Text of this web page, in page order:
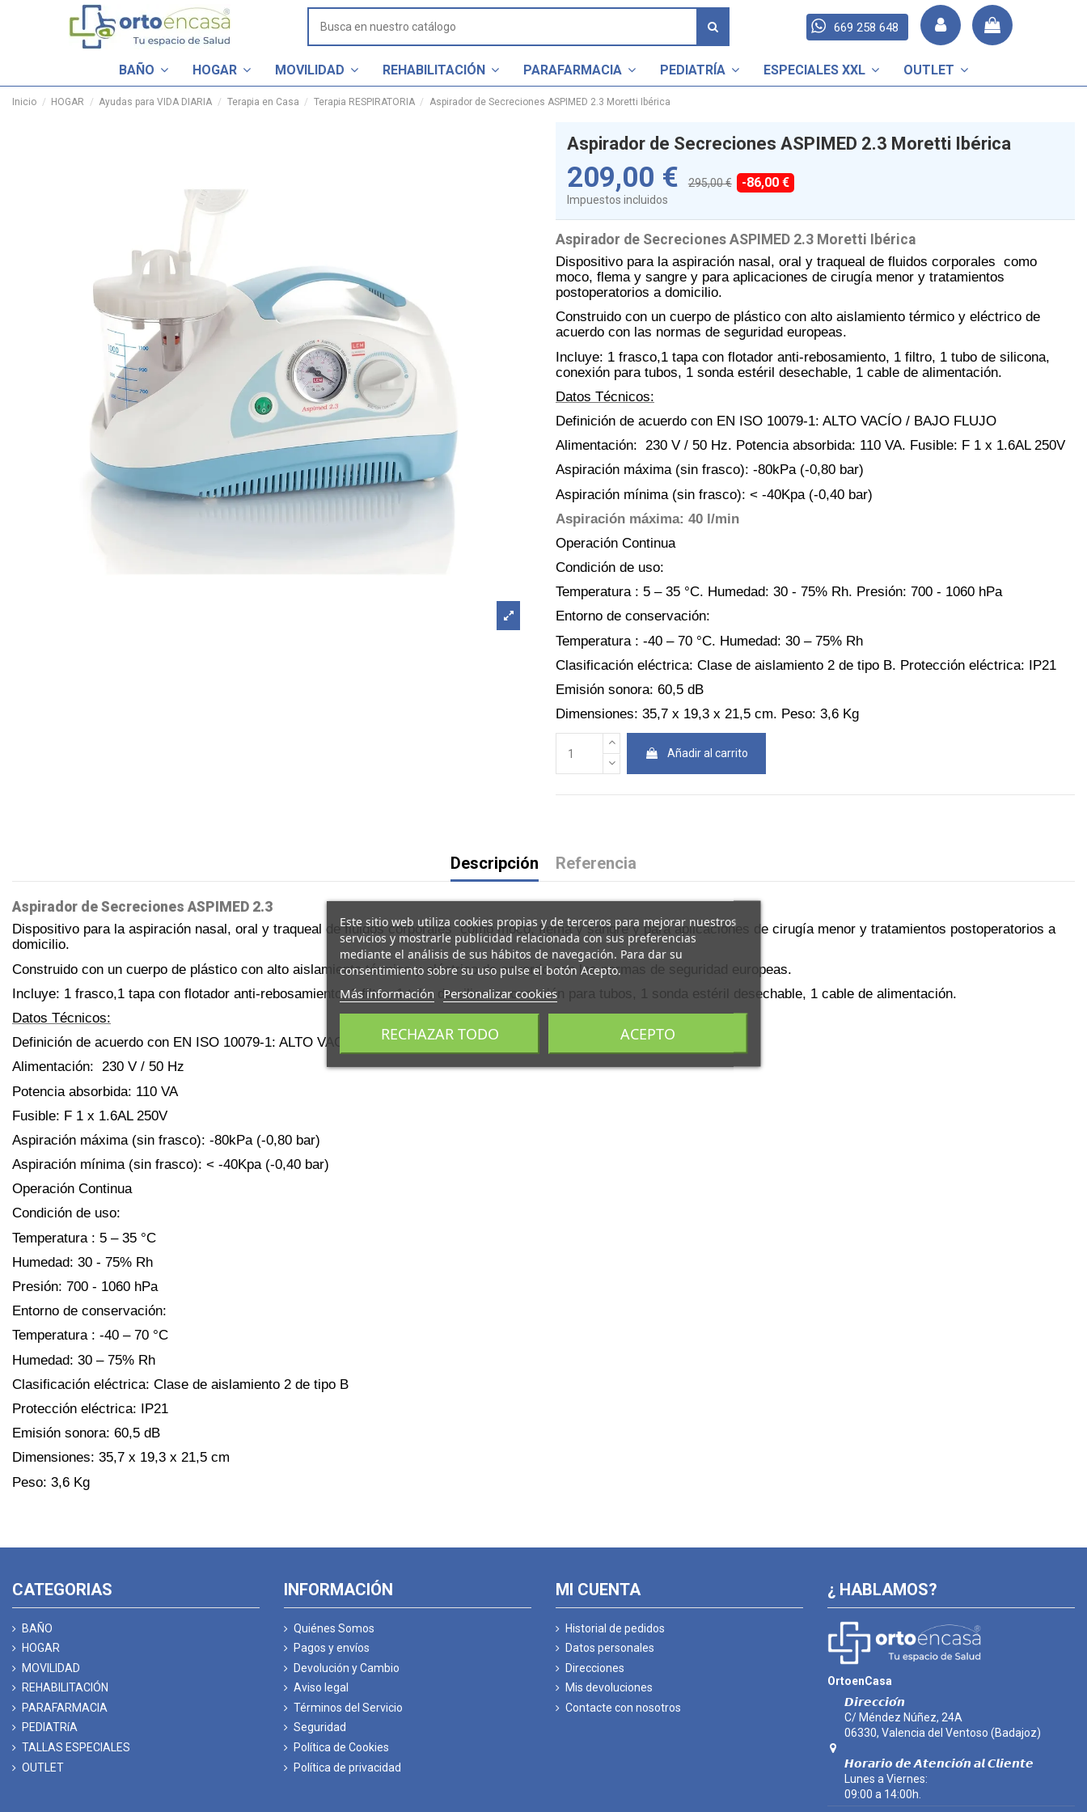
669 258 648
BAÑO HOGAR MOVILIDAD REHABILITACIÓN PARAFARMACIA PEDIATRÍA ESPECIALES XXL OUTLET
Inicio HOGAR Ayudas para VIDA DIARIA Terapia en Casa Terapia RESPIRATORIA Aspirador de Secreciones ASPIMED 2.3 Moretti Ibérica
Aspirador de Secreciones ASPIMED 2.3 Moretti Ibérica
209,00 € 295,00 € -86,00 €
Impuestos incluidos
Aspirador de Secreciones ASPIMED 2.3 Moretti Ibérica
Dispositivo para la aspiración nasal, oral y traqueal de fluidos corporales como
moco, flema y sangre y para aplicaciones de cirugía menor y tratamientos
postoperatorios a domicilio.
Construido con un cuerpo de plástico con alto aislamiento térmico y eléctrico de
acuerdo con las normas de seguridad europeas.
Incluye: 1 frasco,1 tapa con flotador anti-rebosamiento, 1 filtro, 1 tubo de silicona,
conexión para tubos, 1 sonda estéril desechable, 1 cable de alimentación.
Datos Técnicos:
Definición de acuerdo con EN ISO 10079-1: ALTO VACÍO / BAJO FLUJO
Alimentación: 230 V / 50 Hz. Potencia absorbida: 110 VA. Fusible: F 1 x 1.6AL 250V
Aspiración máxima (sin frasco): -80kPa (-0,80 bar)
Aspiración mínima (sin frasco): < -40Kpa (-0,40 bar)
Aspiración máxima: 40 l/min
Operación Continua
Condición de uso:
Temperatura : 5 – 35 °C. Humedad: 30 - 75% Rh. Presión: 700 - 1060 hPa
Entorno de conservación:
Temperatura : -40 – 70 °C. Humedad: 30 – 75% Rh
Clasificación eléctrica: Clase de aislamiento 2 de tipo B. Protección eléctrica: IP21
Emisión sonora: 60,5 dB
Dimensiones: 35,7 x 19,3 x 21,5 cm. Peso: 3,6 Kg
Añadir al carrito
Descripción Referencia
Aspirador de Secreciones ASPIMED 2.3
Dispositivo para la aspiración nasal, oral y traqueal de fluidos corporales como moco, flema y sangre y para aplicaciones de cirugía menor y tratamientos postoperatorios a
domicilio.
Construido con un cuerpo de plástico con alto aislamiento térmico y eléctrico de acuerdo con las normas de seguridad europeas.
Incluye: 1 frasco,1 tapa con flotador anti-rebosamiento, 1 filtro, 1 tubo de silicona, conexión para tubos, 1 sonda estéril desechable, 1 cable de alimentación.
Datos Técnicos:
Definición de acuerdo con EN ISO 10079-1: ALTO VACÍO / BAJO FLUJO
Alimentación: 230 V / 50 Hz
Potencia absorbida: 110 VA
Fusible: F 1 x 1.6AL 250V
Aspiración máxima (sin frasco): -80kPa (-0,80 bar)
Aspiración mínima (sin frasco): < -40Kpa (-0,40 bar)
Operación Continua
Condición de uso:
Temperatura : 5 – 35 °C
Humedad: 30 - 75% Rh
Presión: 700 - 1060 hPa
Entorno de conservación:
Temperatura : -40 – 70 °C
Humedad: 30 – 75% Rh
Clasificación eléctrica: Clase de aislamiento 2 de tipo B
Protección eléctrica: IP21
Emisión sonora: 60,5 dB
Dimensiones: 35,7 x 19,3 x 21,5 cm
Peso: 3,6 Kg
CATEGORIAS
BAÑO
HOGAR
MOVILIDAD
REHABILITACIÓN
PARAFARMACIA
PEDIATRíA
TALLAS ESPECIALES
OUTLET
INFORMACIÓN
Quiénes Somos
Pagos y envíos
Devolución y Cambio
Aviso legal
Términos del Servicio
Seguridad
Política de Cookies
Política de privacidad
MI CUENTA
Historial de pedidos
Datos personales
Direcciones
Mis devoluciones
Contacte con nosotros
¿ HABLAMOS?
OrtoenCasa
𝘿𝙞𝙧𝙚𝙘𝙘𝙞𝙤́𝙣
C/ Méndez Núñez, 24A
06330, Valencia del Ventoso (Badajoz)
𝙃𝙤𝙧𝙖𝙧𝙞𝙤 𝙙𝙚 𝘼𝙩𝙚𝙣𝙘𝙞𝙤́𝙣 𝙖𝙡 𝘾𝙡𝙞𝙚𝙣𝙩𝙚
Lunes a Viernes:
09:00 a 14:00h.
Este sitio web utiliza cookies propias y de terceros para mejorar nuestros
servicios y mostrarle publicidad relacionada con sus preferencias
mediante el análisis de sus hábitos de navegación. Para dar su
consentimiento sobre su uso pulse el botón Acepto.
Más información Personalizar cookies
RECHAZAR TODO ACEPTO